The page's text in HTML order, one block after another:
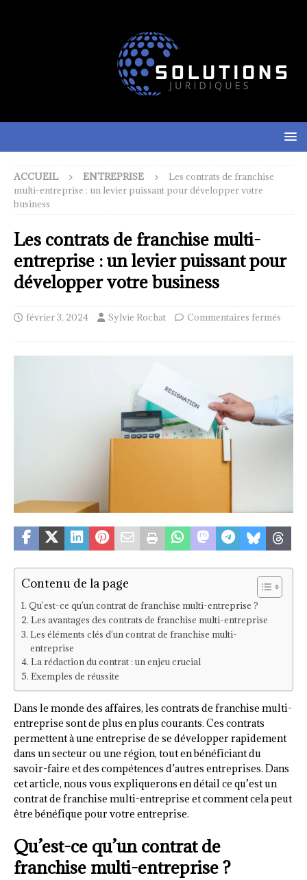
ACCUEIL ENTREPRISE
Les contrats de franchise
multi-entreprise : un levier puissant pour développer votre
business
Les contrats de franchise multi-
entreprise : un levier puissant pour
développer votre business
février 3, 2024 Sylvie Rochat Commentaires fermés
Contenu de la page
Qu’est-ce qu’un contrat de franchise multi-entreprise ?
Les avantages des contrats de franchise multi-entreprise
Les éléments clés d’un contrat de franchise multi-
entreprise
La rédaction du contrat : un enjeu crucial
Exemples de réussite
Dans le monde des affaires, les contrats de franchise multi-
entreprise sont de plus en plus courants. Ces contrats
permettent à une entreprise de se développer rapidement
dans un secteur ou une région, tout en bénéficiant du
savoir-faire et des compétences d’autres entreprises. Dans
cet article, nous vous expliquerons en détail ce qu’est un
contrat de franchise multi-entreprise et comment cela peut
être bénéfique pour votre entreprise.
Qu’est-ce qu’un contrat de
franchise multi-entreprise ?